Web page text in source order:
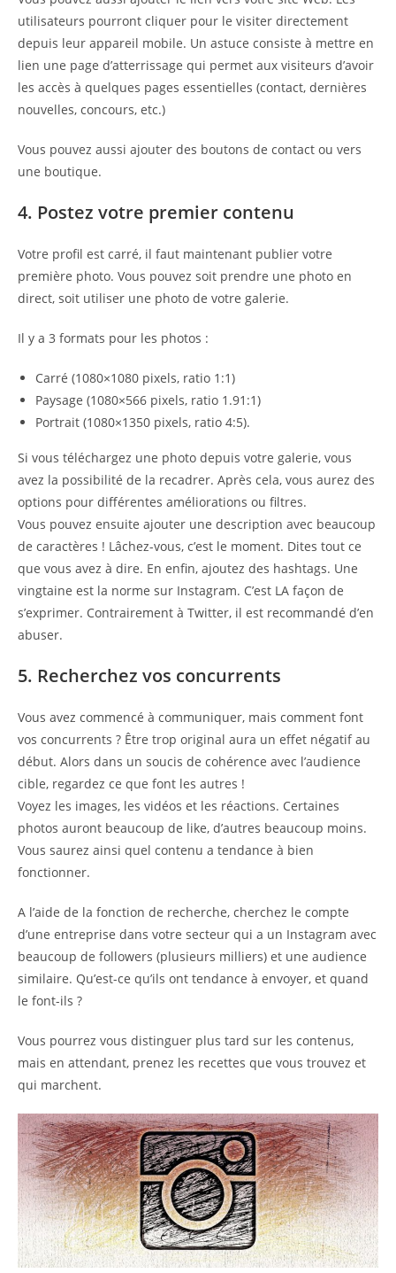
utilisateurs pourront cliquer pour le visiter directement
depuis leur appareil mobile. Un astuce consiste à mettre en
lien une page d’atterrissage qui permet aux visiteurs d’avoir
les accès à quelques pages essentielles (contact, dernières
nouvelles, concours, etc.)
Vous pouvez aussi ajouter des boutons de contact ou vers
une boutique.
4. Postez votre premier contenu
Votre profil est carré, il faut maintenant publier votre
première photo. Vous pouvez soit prendre une photo en
direct, soit utiliser une photo de votre galerie.
Il y a 3 formats pour les photos :
Carré (1080×1080 pixels, ratio 1:1)
Paysage (1080×566 pixels, ratio 1.91:1)
Portrait (1080×1350 pixels, ratio 4:5).
Si vous téléchargez une photo depuis votre galerie, vous
avez la possibilité de la recadrer. Après cela, vous aurez des
options pour différentes améliorations ou filtres.
Vous pouvez ensuite ajouter une description avec beaucoup
de caractères ! Lâchez-vous, c’est le moment. Dites tout ce
que vous avez à dire. En enfin, ajoutez des hashtags. Une
vingtaine est la norme sur Instagram. C’est LA façon de
s’exprimer. Contrairement à Twitter, il est recommandé d’en
abuser.
5. Recherchez vos concurrents
Vous avez commencé à communiquer, mais comment font
vos concurrents ? Être trop original aura un effet négatif au
début. Alors dans un soucis de cohérence avec l’audience
cible, regardez ce que font les autres !
Voyez les images, les vidéos et les réactions. Certaines
photos auront beaucoup de like, d’autres beaucoup moins.
Vous saurez ainsi quel contenu a tendance à bien
fonctionner.
A l’aide de la fonction de recherche, cherchez le compte
d’une entreprise dans votre secteur qui a un Instagram avec
beaucoup de followers (plusieurs milliers) et une audience
similaire. Qu’est-ce qu’ils ont tendance à envoyer, et quand
le font-ils ?
Vous pourrez vous distinguer plus tard sur les contenus,
mais en attendant, prenez les recettes que vous trouvez et
qui marchent.